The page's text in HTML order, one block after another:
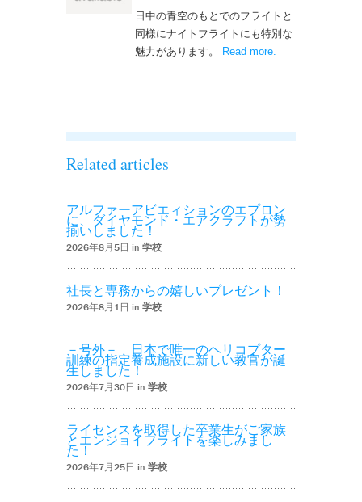
日中の青空のもとでのフライトと
同様にナイトフライトにも特別な
魅力があります。 Read more
Related articles
アルファーアビエィションのエプロン
に、ダイヤモンド・エアクラフトが勢
揃いしました！
2026年8月5日 in 学校
社長と専務からの嬉しいプレゼント！
2026年8月1日 in 学校
－号外－ 日本で唯一のヘリコプター
訓練の指定養成施設に新しい教官が誕
生しました！
2026年7月30日 in 学校
ライセンスを取得した卒業生がご家族
とエンジョイフライトを楽しみまし
た！
2026年7月25日 in 学校